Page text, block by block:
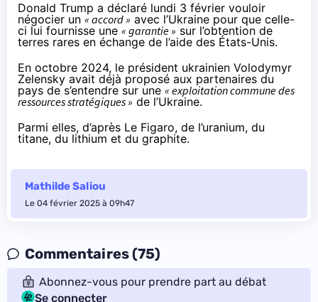
Donald Trump a déclaré lundi 3 février vouloir
négocier un « accord » avec l’Ukraine pour que celle-
ci lui fournisse une « garantie » sur l’obtention de
terres rares en échange de l’aide des États-Unis.
En octobre 2024, le président ukrainien Volodymyr
Zelensky avait déjà proposé aux partenaires du
pays de s’entendre sur une « exploitation commune des
ressources stratégiques » de l’Ukraine.
Parmi elles, d’après Le Figaro, de l’uranium, du
titane, du lithium et du graphite.
Mathilde Saliou
Le 04 février 2025 à 09h47
Commentaires (75)
Abonnez-vous pour prendre part au débat
Se connecter